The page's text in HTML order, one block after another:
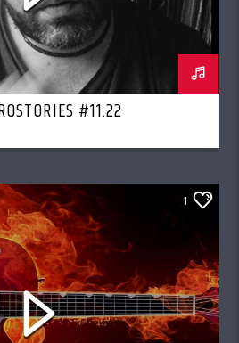
#11.22
1